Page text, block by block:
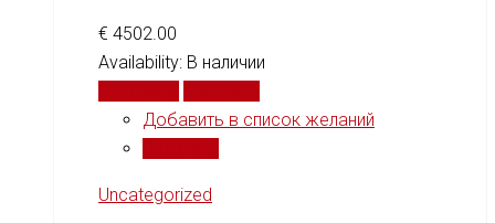
€ 4502.00
Availability: В наличии
Добавить в список желаний
Uncategorized